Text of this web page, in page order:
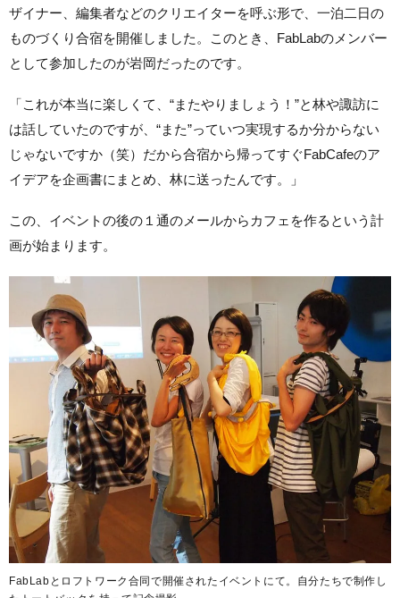
ザイナー、 編集者などのクリエイターを呼ぶ形で、 一泊二日の
ものづくり合宿を開催しました。このとき、 FabLabのメンバー
として参加したのが岩岡だったのです。
「これが本当に楽しくて、“またやりましょう！”と林や諏訪に
は話していたのですが、“また”っていつ実現するか分からない
じゃないですか（笑）だから合宿から帰ってすぐFabCafeのア
イデアを企画書にまとめ、林に送ったんです。」
この、イベントの後の１通のメールからカフェを作るという計
画が始まります。
FabLabとロフトワーク合同で開催されたイベントにて。自分たちで制作し